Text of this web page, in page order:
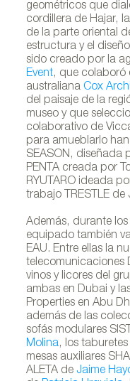
geométricos que
cordillera de Hajar,
de la parte oriental
estructura y el
sido creado por la
Event, que colaboró
australiana Cox
del paisaje de la
museo y que
colaborativo de
para amueblarlo
SEASON, diseñada
PENTA creada por
RYUTARO ideada
trabajo TRESTLE de
Además, durante
equipado también
EAU. Entre ellas la
telecomunicaciones
vinos y licores del
ambas en Dubai y
Properties en Abu
además de las
sofás modulares
Molina, los
mesas auxiliares
ALETA de Jaime